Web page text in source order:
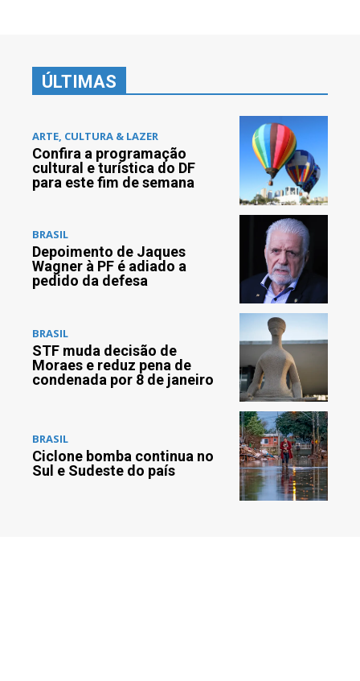
ÚLTIMAS
ARTE, CULTURA & LAZER
Confira a programação
cultural e turística do DF
para este fim de semana
BRASIL
Depoimento de Jaques
Wagner à PF é adiado a
pedido da defesa
BRASIL
STF muda decisão de
Moraes e reduz pena de
condenada por 8 de janeiro
BRASIL
Ciclone bomba continua no
Sul e Sudeste do país